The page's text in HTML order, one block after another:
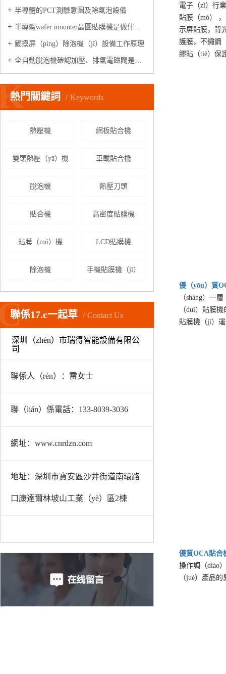
半導體的PCT測驗意圖及除氣泡設備
半導體wafer mounter晶圓貼膜機是做什（shí）麽的?
觸摸屏（píng）除泡機（jī）設備工作原理
全自動脫泡機確認加壓、排氣電磁閥是否正常工（gōng）作?
熱門關鍵詞 Keywords
熱壓機 網板貼合機
雙頭熱壓（yā）機 車載貼合機
脫泡機 熱壓刀頭
貼合機 高密度貼膜機
貼膜（mó）機 LCD貼膜機
除泡機 手機貼膜機（jī）
聯係17.c一起草 Contact Us
深圳（zhèn）市瑞得智能設備有限公
司
聯係人（rén）：雷女士
聯（lián）係電話：133-8039-3036
網址：www.cnrdzn.com
地址：深圳市寶安區沙井街道南環路
口康達爾林坡山工業（yè）區2棟
電子（zǐ）行
貼膜（mó）
示屏貼膜，背
護膜，不鏽鋼
膠貼（tiē）保
優（yōu）質
（shàng）一
（duì）貼膜
貼膜機（jī）
優質OCA貼合
操作調（diào
（jué）產品